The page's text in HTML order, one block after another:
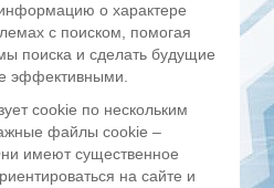
о характере
с поиском, помогая
поиска и сделать будущие
эффективными.
cookie по нескольким
файлы cookie –
имеют существенное
на сайте и